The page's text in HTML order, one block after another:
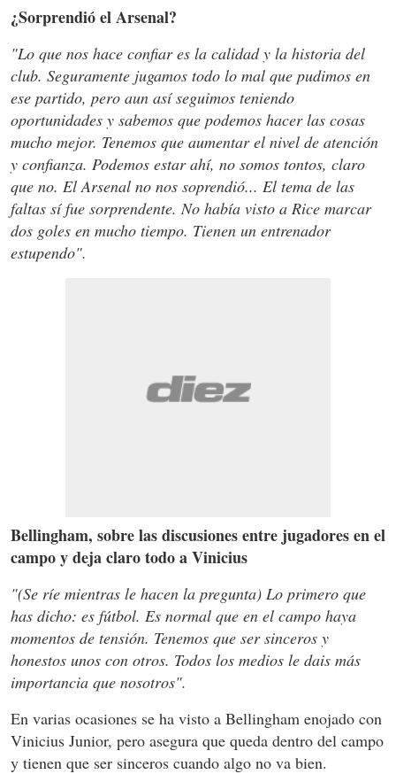
¿Sorprendió el Arsenal?
"Lo que nos hace confiar es la calidad y la historia del
club. Seguramente jugamos todo lo mal que pudimos en
ese partido, pero aun así seguimos teniendo
oportunidades y sabemos que podemos hacer las cosas
mucho mejor. Tenemos que aumentar el nivel de atención
y confianza. Podemos estar ahí, no somos tontos, claro
que no. El Arsenal no nos soprendió... El tema de las
faltas sí fue sorprendente. No había visto a Rice marcar
dos goles en mucho tiempo. Tienen un entrenador
estupendo".
Bellingham, sobre las discusiones entre jugadores en el
campo y deja claro todo a Vinicius
"(Se ríe mientras le hacen la pregunta) Lo primero que
has dicho: es fútbol. Es normal que en el campo haya
momentos de tensión. Tenemos que ser sinceros y
honestos unos con otros. Todos los medios le dais más
importancia que nosotros".
En varias ocasiones se ha visto a Bellingham enojado con
Vinicius Junior, pero asegura que queda dentro del campo
y tienen que ser sinceros cuando algo no va bien.